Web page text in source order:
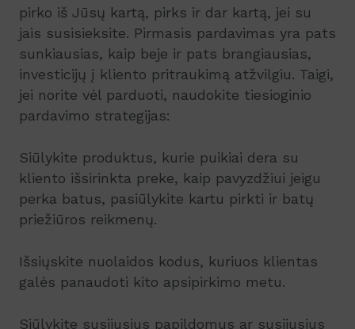
pirko iš Jūsų kartą, pirks ir dar kartą, jei su
jais susisieksite. Pirmasis pardavimas yra pats
sunkiausias, kaip beje ir pats brangiausias,
investicijų į kliento pritraukimą atžvilgiu. Taigi,
jei norite vėl parduoti, naudokite tiesioginio
pardavimo strategijas:
Siūlykite produktus, kurie puikiai dera su
kliento išsirinkta preke, kaip pavyzdžiui jeigu
perka batus, pasiūlykite kartu pirkti ir batų
priežiūros reikmenų.
Išsiųskite nuolaidos kodus, kuriuos klientas
galės panaudoti kito apsipirkimo metu.
Siūlykite susijusius papildomus ar susijusius